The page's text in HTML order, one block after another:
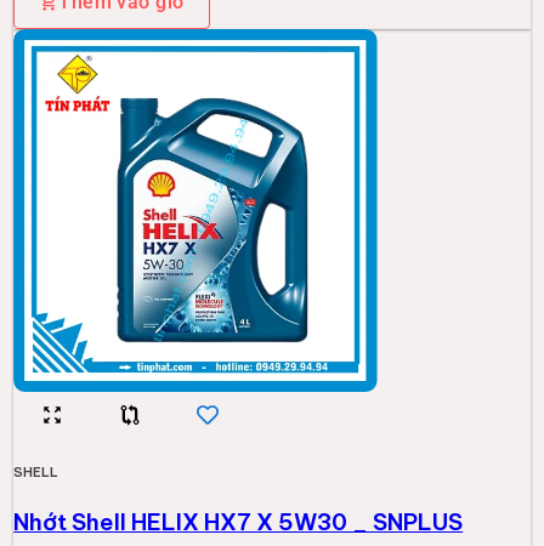
Nhớt Shell HELIX HX7 X 5W30 _ SNPLUS
701.000đ
Thêm vào giỏ